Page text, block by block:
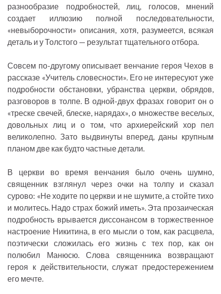
разнообразие подробностей, лиц, голосов, мнений
создает иллюзию полной последовательности,
«невыборочности» описания, хотя, разумеется, всякая
деталь и у Толстого — результат тщательного отбора.
Совсем по-другому описывает венчание героя Чехов в
рассказе «Учитель словесности». Его не интересуют уже
подробности обстановки, убранства церкви, обрядов,
разговоров в толпе. В одной-двух фразах говорит он о
«треске свечей, блеске, нарядах», о множестве веселых,
довольных лиц и о том, что архиерейский хор пел
великолепно. Зато выдвинуты вперед, даны крупным
планом две как будто частные детали.
В церкви во время венчания было очень шумно,
священник взглянул через очки на толпу и сказал
сурово: «Не ходите по церкви и не шумите, а стойте тихо
и молитесь. Надо страх божий иметь». Эта прозаическая
подробность врывается диссонансом в торжественное
настроение Никитина, в его мысли о том, как расцвела,
поэтически сложилась его жизнь с тех пор, как он
полюбил Манюсю. Слова священника возвращают
героя к действительности, служат предостережением
его мечте.